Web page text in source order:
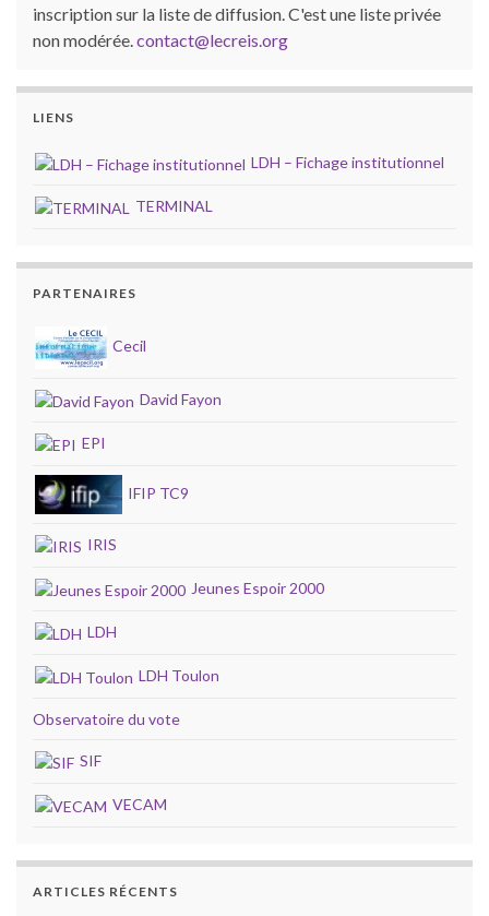
inscription sur la liste de diffusion. C'est une liste privée
non modérée.contact@lecreis.org
LIENS
LDH – Fichage institutionnel
TERMINAL
PARTENAIRES
Cecil
David Fayon
EPI
IFIP TC9
IRIS
Jeunes Espoir 2000
LDH
LDH Toulon
Observatoire du vote
SIF
VECAM
ARTICLES RÉCENTS